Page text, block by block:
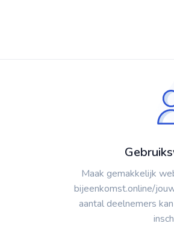
Maak gemakkelijk
bijeenkomst.online/
aantal deelnemers